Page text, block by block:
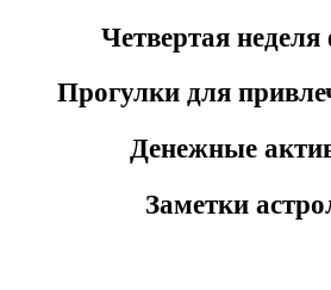
Четвертая
Прогулки для
Денежные
Заметки